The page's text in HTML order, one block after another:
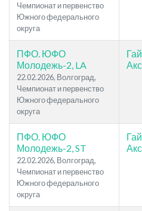
Чемпионат и первенство
Южного федерального
округа
ПФО. ЮФО
Молодежь-2, LA
22.02.2026, Волгоград,
Чемпионат и первенство
Южного федерального
округа
ПФО. ЮФО
Молодежь-2, ST
22.02.2026, Волгоград,
Чемпионат и первенство
Южного федерального
округа